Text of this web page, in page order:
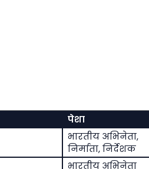
पेशा
भारतीय अभिनेता,
निर्माता, निर्देशक
भारतीय अभिनेता